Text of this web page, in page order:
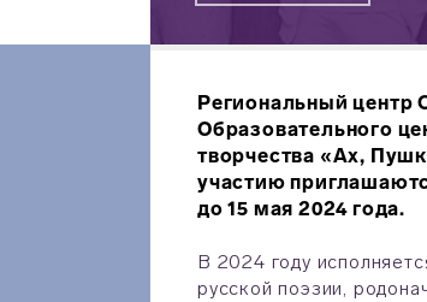
Региональный центр
Образовательного
творчества «Ах,
участию
до 15 мая 2024 года.
В 2024 году
русской поэзии,